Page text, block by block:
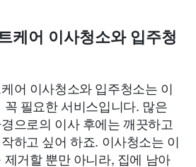
케어 이사청소와 입주청
어 이사청소와 입주청소는 이
필요한 서비스입니다. 많은
으로의 이사 후에는 깨끗하고
하고 싶어 하죠. 이사청소는 이
거할 뿐만 아니라, 집에 남아